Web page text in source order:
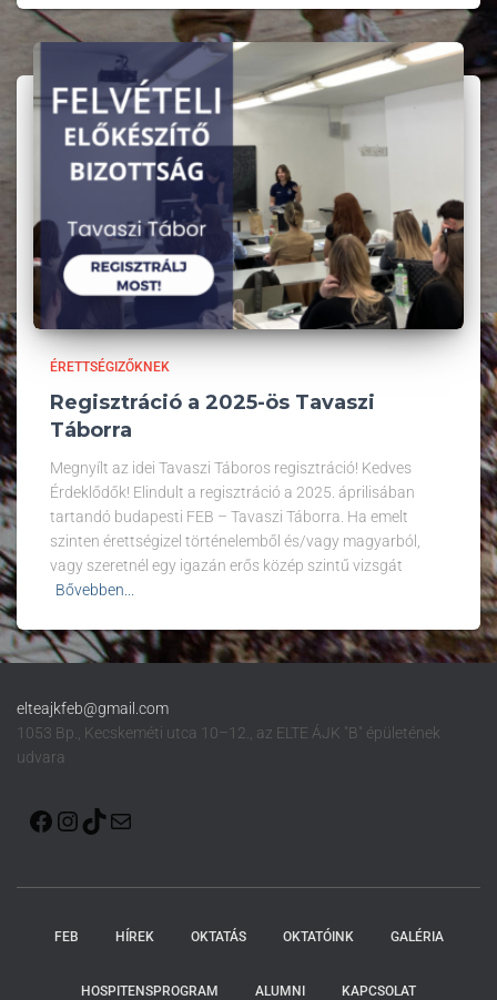
ÉRETTSÉGIZŐKNEK
Regisztráció a 2025-ös Tavaszi
Táborra
Megnyílt az idei Tavaszi Táboros regisztráció! Kedves
Érdeklődők! Elindult a regisztráció a 2025. áprilisában
tartandó budapesti FEB – Tavaszi Táborra. Ha emelt
szinten érettségizel történelemből és/vagy magyarból,
vagy szeretnél egy igazán erős közép szintű vizsgát
Bővebben...
elteajkfeb@gmail.com
1053 Bp., Kecskeméti utca 10–12., az ELTE ÁJK "B" épületének
udvara
FEB HÍREK OKTATÁS OKTATÓINK GALÉRIA
HOSPITENSPROGRAM ALUMNI KAPCSOLAT